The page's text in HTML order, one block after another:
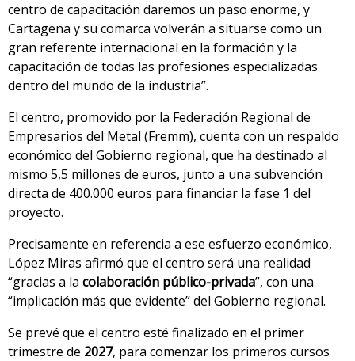
centro de capacitación daremos un paso enorme, y
Cartagena y su comarca volverán a situarse como un
gran referente internacional en la formación y la
capacitación de todas las profesiones especializadas
dentro del mundo de la industria”.
El centro, promovido por la Federación Regional de
Empresarios del Metal (Fremm), cuenta con un respaldo
económico del Gobierno regional, que ha destinado al
mismo 5,5 millones de euros, junto a una subvención
directa de 400.000 euros para financiar la fase 1 del
proyecto.
Precisamente en referencia a ese esfuerzo económico,
López Miras afirmó que el centro será una realidad
“gracias a la colaboración público-privada”, con una
“implicación más que evidente” del Gobierno regional.
Se prevé que el centro esté finalizado en el primer
trimestre de 2027, para comenzar los primeros cursos